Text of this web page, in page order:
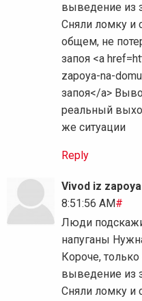
выведение из
Сняли ломку и
общем, не
запоя <a
zapoya-na-
запоя</a>
реальный
же ситуации
Reply
Vivod iz
8:51:56 AM#
Люди
напуганы
Короче,
выведение из
Сняли ломку и